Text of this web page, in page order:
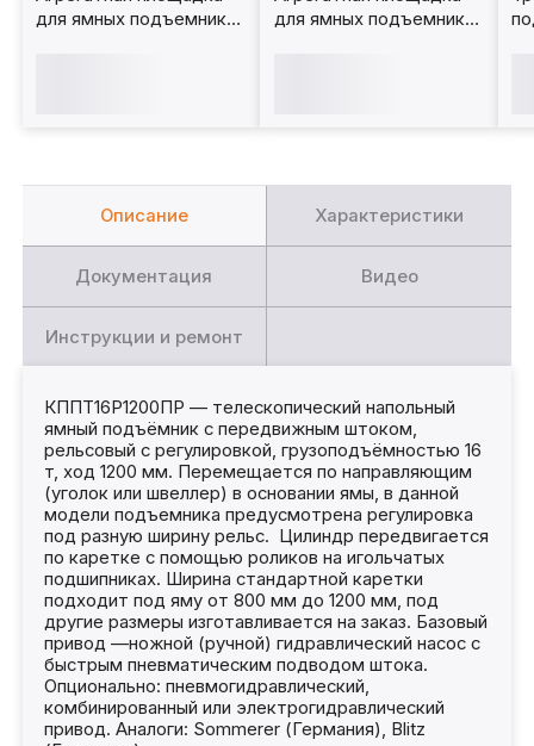
для ямных подъемников
для ямных подъемников
Описание Характеристики
Документация Видео
Инструкции и ремонт
КППТ16Р1200ПР — телескопический напольный
ямный подъёмник с передвижным штоком,
рельсовый с регулировкой, грузоподъёмностью 16
т, ход 1200 мм. Перемещается по направляющим
(уголок или швеллер) в основании ямы, в данной
модели подъемника предусмотрена регулировка
под разную ширину рельс. Цилиндр передвигается
по каретке с помощью роликов на игольчатых
подшипниках. Ширина стандартной каретки
подходит под яму от 800 мм до 1200 мм, под
другие размеры изготавливается на заказ. Базовый
привод —ножной (ручной) гидравлический насос с
быстрым пневматическим подводом штока.
Опционально: пневмогидравлический,
комбинированный или электрогидравлический
привод. Аналоги: Sommerer (Германия), Blitz